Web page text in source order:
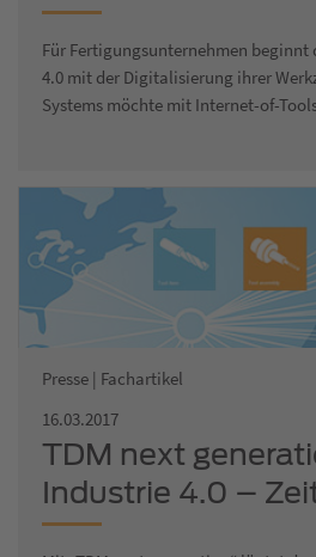
Für Fertigungsunternehmen
4.0 mit der Digitalisierung ihrer
Systems möchte mit Internet-of-
Presse | Fachartikel
16.03.2017
TDM next
Industrie 4.0 –
Werkzeuge ein